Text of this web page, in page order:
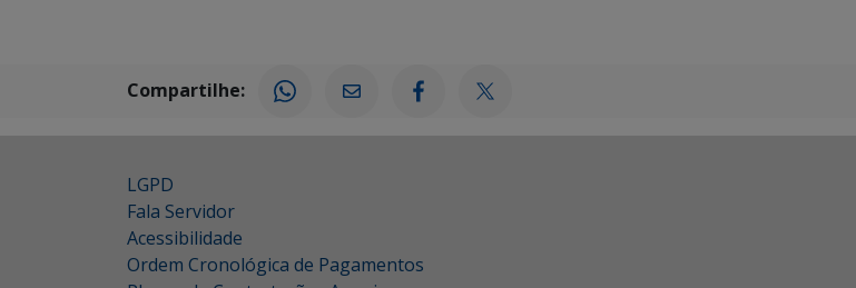
Compartilhe:
LGPD
Fala Servidor
Acessibilidade
Ordem Cronológica de Pagamentos